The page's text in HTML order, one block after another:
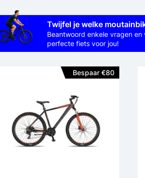
Twijfel je welke
Beantwoord enkele vragen en
perfecte fiets voor jou!
Bespaar €80